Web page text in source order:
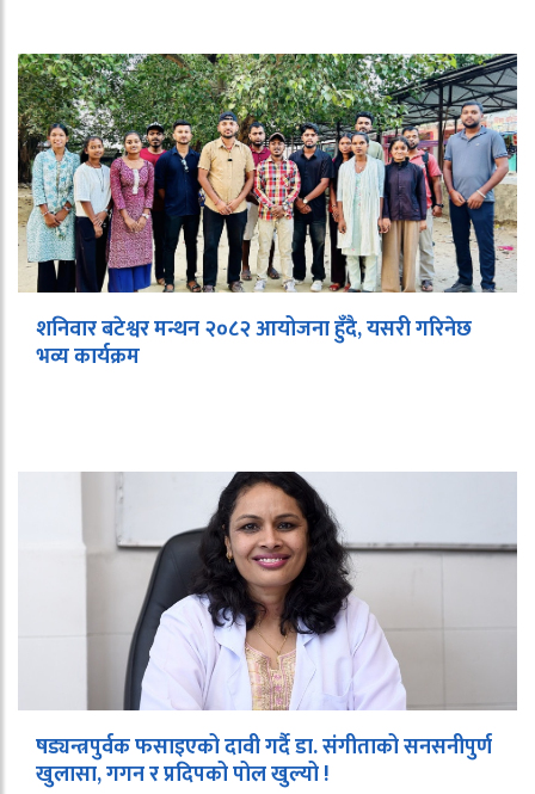
शनिवार बटेश्वर मन्थन २०८२ आयोजना हुँदै, यसरी गरिनेछ
भव्य कार्यक्रम
षड्यन्त्रपुर्वक फसाइएको दावी गर्दै डा. संगीताको सनसनीपुर्ण
खुलासा, गगन र प्रदिपको पोल खुल्यो !